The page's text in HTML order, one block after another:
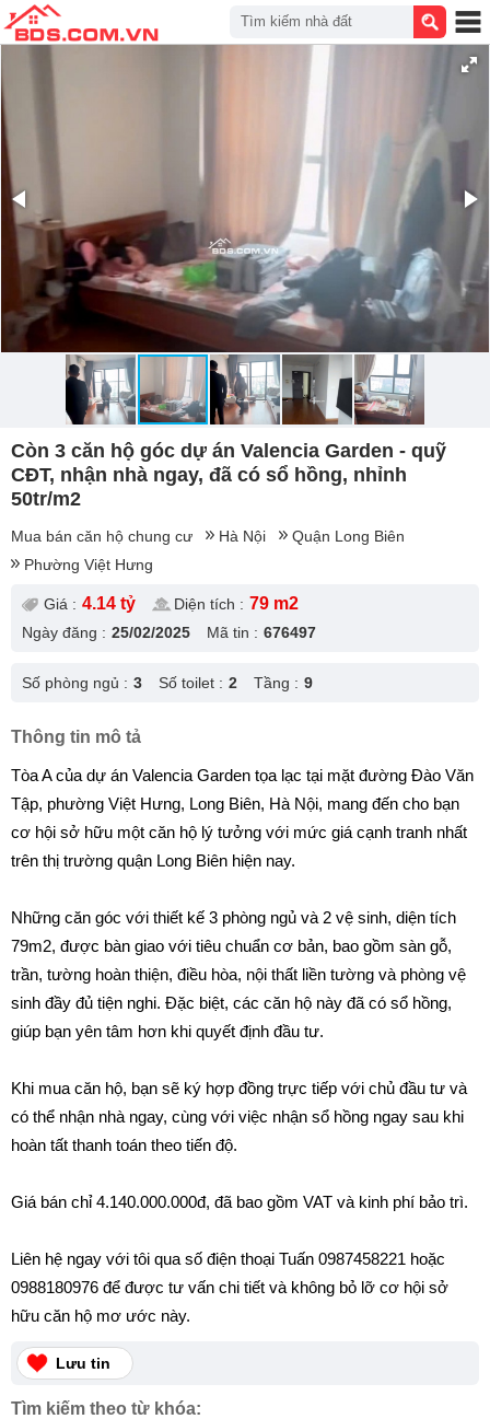
Còn 3 căn hộ góc dự án Valencia Garden - quỹ
CĐT, nhận nhà ngay, đã có sổ hồng, nhỉnh
50tr/m2
Mua bán căn hộ chung cư Hà Nội
Quận Long Biên
Phường Việt Hưng
Giá : 4.14 tỷ Diện tích : 79 m2
Ngày đăng : 25/02/2025 Mã tin : 676497
Số phòng ngủ : 3 Số toilet : 2 Tầng : 9
Thông tin mô tả
Tòa A của dự án Valencia Garden tọa lạc tại mặt đường Đào Văn
Tập, phường Việt Hưng, Long Biên, Hà Nội, mang đến cho bạn
cơ hội sở hữu một căn hộ lý tưởng với mức giá cạnh tranh nhất
trên thị trường quận Long Biên hiện nay.
Những căn góc với thiết kế 3 phòng ngủ và 2 vệ sinh, diện tích
79m2, được bàn giao với tiêu chuẩn cơ bản, bao gồm sàn gỗ,
trần, tường hoàn thiện, điều hòa, nội thất liền tường và phòng vệ
sinh đầy đủ tiện nghi. Đặc biệt, các căn hộ này đã có sổ hồng,
giúp bạn yên tâm hơn khi quyết định đầu tư.
Khi mua căn hộ, bạn sẽ ký hợp đồng trực tiếp với chủ đầu tư và
có thể nhận nhà ngay, cùng với việc nhận sổ hồng ngay sau khi
hoàn tất thanh toán theo tiến độ.
Giá bán chỉ 4.140.000.000đ, đã bao gồm VAT và kinh phí bảo trì.
Liên hệ ngay với tôi qua số điện thoại Tuấn 0987458221 hoặc
0988180976 để được tư vấn chi tiết và không bỏ lỡ cơ hội sở
hữu căn hộ mơ ước này.
Lưu tin
Tìm kiếm theo từ khóa:
Tìm kiếm nhà đất